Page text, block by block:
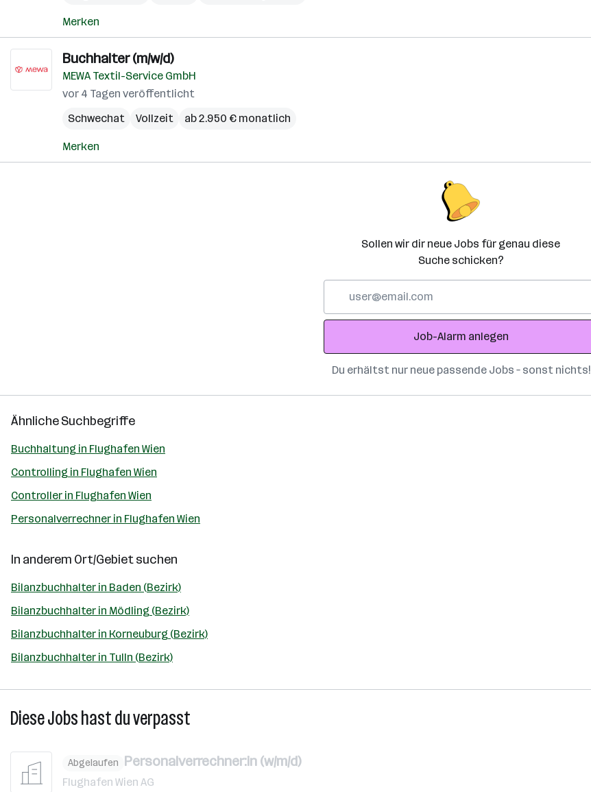
Merken
Buchhalter (m/w/d)
MEWA Textil-Service GmbH
vor 4 Tagen veröffentlicht
Schwechat
Vollzeit ab 2.950 € monatlich
Merken
Sollen wir dir neue Jobs für genau diese
Suche schicken?
Adresse
Job-Alarm anlegen
Du erhältst nur neue passende Jobs – sonst nichts!
Ähnliche Suchbegriffe
Buchhaltung in Flughafen Wien
Controlling in Flughafen Wien
Controller in Flughafen Wien
Personalverrechner in Flughafen Wien
In anderem Ort/Gebiet suchen
Bilanzbuchhalter in Baden (Bezirk)
Bilanzbuchhalter in Mödling (Bezirk)
Bilanzbuchhalter in Korneuburg (Bezirk)
Bilanzbuchhalter in Tulln (Bezirk)
Diese Jobs hast du verpasst
Abgelaufen Personalverrechner:in (w/m/d)
Flughafen Wien AG